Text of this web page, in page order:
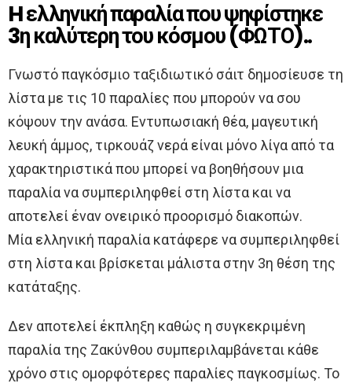
H ελληνική παραλία που ψηφίστηκε
3η καλύτερη του κόσμου (ΦΩΤΟ)..
Γνωστό παγκόσμιο ταξιδιωτικό σάιτ δημοσίευσε τη
λίστα με τις 10 παραλίες που μπορούν να σου
κόψουν την ανάσα. Εντυπωσιακή θέα, μαγευτική
λευκή άμμος, τιρκουάζ νερά είναι μόνο λίγα από τα
χαρακτηριστικά που μπορεί να βοηθήσουν μια
παραλία να συμπεριληφθεί στη λίστα και να
αποτελεί έναν ονειρικό προορισμό διακοπών.
Μία ελληνική παραλία κατάφερε να συμπεριληφθεί
στη λίστα και βρίσκεται μάλιστα στην 3η θέση της
κατάταξης.
Δεν αποτελεί έκπληξη καθώς η συγκεκριμένη
παραλία της Ζακύνθου συμπεριλαμβάνεται κάθε
χρόνο στις ομορφότερες παραλίες παγκοσμίως. Το